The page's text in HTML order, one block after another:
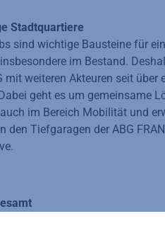
Stadtquartiere
sind wichtige Bausteine für
im Bestand.
mit weiteren Akteuren seit
geht es um gemeinsame
im Bereich Mobilität und
Tiefgaragen der ABG